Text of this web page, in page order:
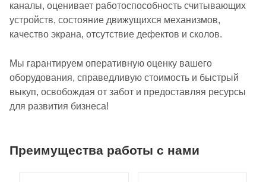
каналы, оценивает работоспособность считывающих
устройств, состояние движущихся механизмов,
качество экрана, отсутствие дефектов и сколов.
Мы гарантируем оперативную оценку вашего
оборудования, справедливую стоимость и быстрый
выкуп, освобождая от забот и предоставляя ресурсы
для развития бизнеса!
Преимущества работы с нами